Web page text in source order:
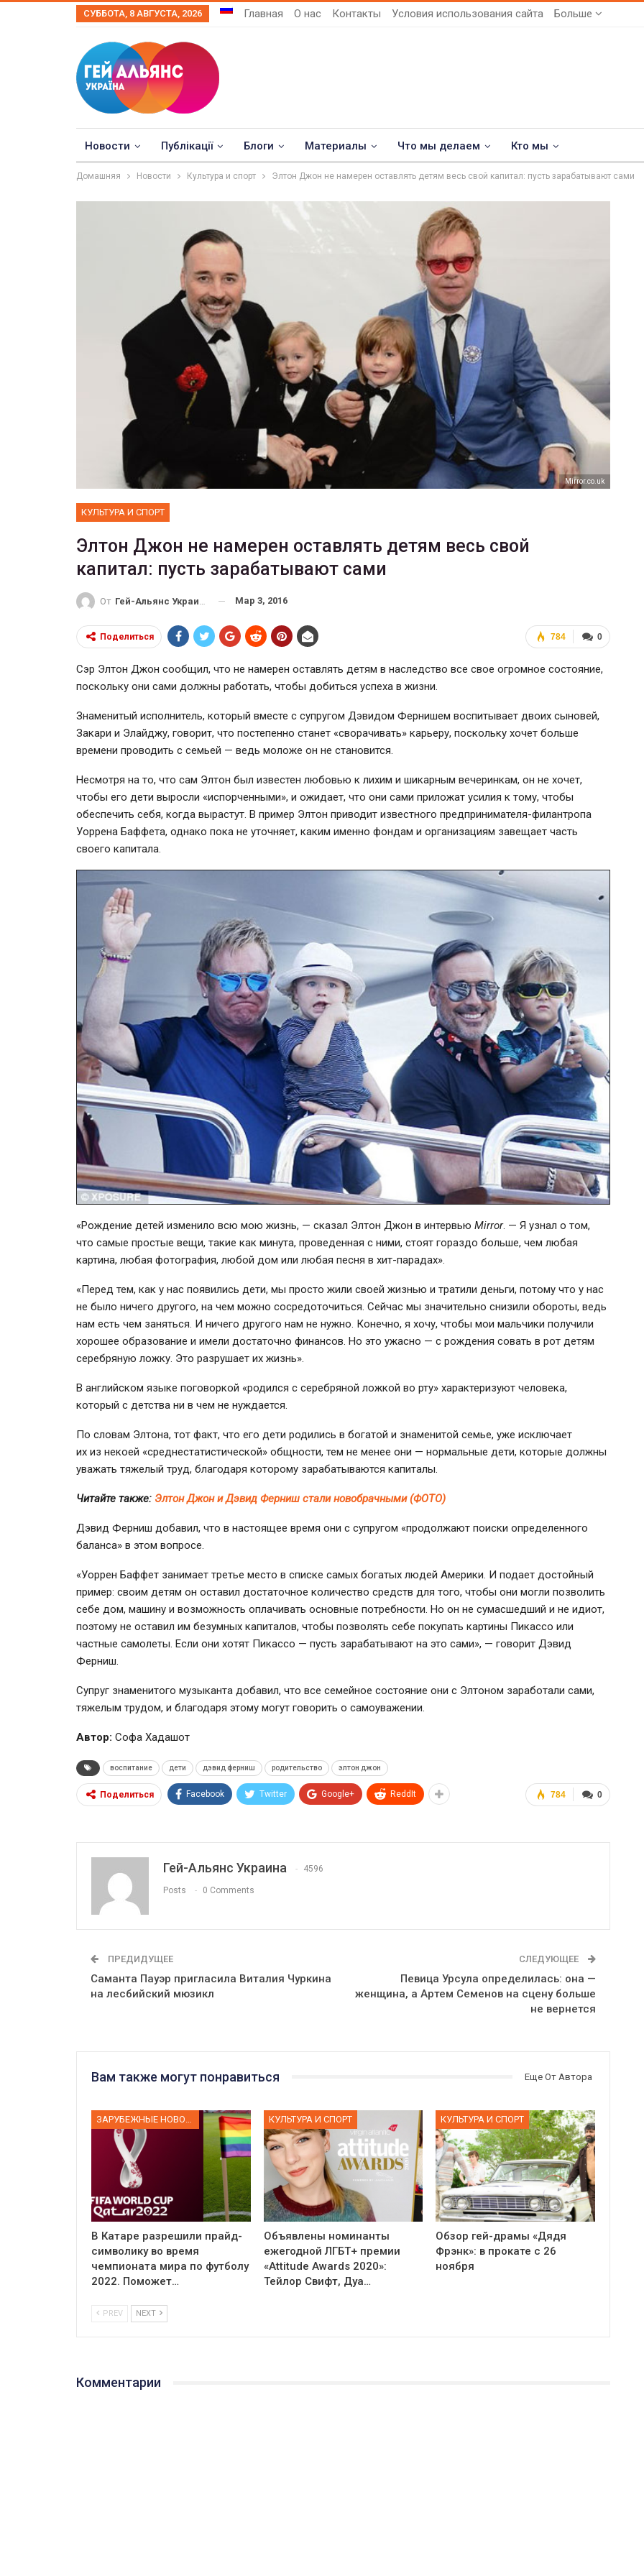
СУББОТА, 8 АВГУСТА, 2026 Главная О нас Контакты Условия использования сайта Больше
Новости Публікації Блоги Материалы Что мы делаем Кто мы
Домашняя Новости Культура и спорт Элтон Джон не намерен оставлять детям весь свой капитал: пусть зарабатывают сами
Mirror.co.uk
КУЛЬТУРА И СПОРТ
Элтон Джон не намерен оставлять детям весь свой
капитал: пусть зарабатывают сами
От Гей-Альянс Украина Мар 3, 2016
0
784
Поделиться
Сэр Элтон Джон сообщил, что не намерен оставлять детям в наследство все свое огромное состояние,
поскольку они сами должны работать, чтобы добиться успеха в жизни.
Знаменитый исполнитель, который вместе с супругом Дэвидом Фернишем воспитывает двоих сыновей,
Закари и Элайджу, говорит, что постепенно станет «сворачивать» карьеру, поскольку хочет больше
времени проводить с семьей — ведь моложе он не становится.
Несмотря на то, что сам Элтон был известен любовью к лихим и шикарным вечеринкам, он не хочет,
чтобы его дети выросли «испорченными», и ожидает, что они сами приложат усилия к тому, чтобы
обеспечить себя, когда вырастут. В пример Элтон приводит известного предпринимателя-филантропа
Уоррена Баффета, однако пока не уточняет, каким именно фондам и организациям завещает часть
своего капитала.
«Рождение детей изменило всю мою жизнь, — сказал Элтон Джон в интервью Mirror. — Я узнал о том,
что самые простые вещи, такие как минута, проведенная с ними, стоят гораздо больше, чем любая
картина, любая фотография, любой дом или любая песня в хит-парадах».
«Перед тем, как у нас появились дети, мы просто жили своей жизнью и тратили деньги, потому что у нас
не было ничего другого, на чем можно сосредоточиться. Сейчас мы значительно снизили обороты, ведь
нам есть чем заняться. И ничего другого нам не нужно. Конечно, я хочу, чтобы мои мальчики получили
хорошее образование и имели достаточно финансов. Но это ужасно — с рождения совать в рот детям
серебряную ложку. Это разрушает их жизнь».
В английском языке поговоркой «родился с серебряной ложкой во рту» характеризуют человека,
который с детства ни в чем не нуждается.
По словам Элтона, тот факт, что его дети родились в богатой и знаменитой семье, уже исключает
их из некоей «среднестатистической» общности, тем не менее они — нормальные дети, которые должны
уважать тяжелый труд, благодаря которому зарабатываются капиталы.
Читайте также: Элтон Джон и Дэвид Ферниш стали новобрачными (ФОТО)
Дэвид Ферниш добавил, что в настоящее время они с супругом «продолжают поиски определенного
баланса» в этом вопросе.
«Уоррен Баффет занимает третье место в списке самых богатых людей Америки. И подает достойный
пример: своим детям он оставил достаточное количество средств для того, чтобы они могли позволить
себе дом, машину и возможность оплачивать основные потребности. Но он не сумасшедший и не идиот,
поэтому не оставил им безумных капиталов, чтобы позволять себе покупать картины Пикассо или
частные самолеты. Если они хотят Пикассо — пусть зарабатывают на это сами», — говорит Дэвид
Ферниш.
Супруг знаменитого музыканта добавил, что все семейное состояние они с Элтоном заработали сами,
тяжелым трудом, и благодаря этому могут говорить о самоуважении.
Автор: Софа Хадашот
воспитание дети дэвид ферниш родительство элтон джон
0
784
Поделиться Facebook Twitter Google+ ReddIt
Гей-Альянс Украина 4596
Posts 0 Comments
ПРЕДИДУЩЕЕ
Саманта Пауэр пригласила Виталия Чуркина
на лесбийский мюзикл
СЛЕДУЮЩЕЕ
Певица Урсула определилась: она —
женщина, а Артем Семенов на сцену больше
не вернется
Вам также могут понравиться Еще От Автора
ЗАРУБЕЖНЫЕ НОВОСТИ
В Катаре разрешили прайд-
символику во время
чемпионата мира по футболу
2022. Поможет…
КУЛЬТУРА И СПОРТ
Объявлены номинанты
ежегодной ЛГБТ+ премии
«Attitude Awards 2020»:
Тейлор Свифт, Дуа…
КУЛЬТУРА И СПОРТ
Обзор гей-драмы «Дядя
Фрэнк»: в прокате с 26
ноября
PREV NEXT
Комментарии
ФОТО
Прайд в Тель-Авиве собрал 200
тысяч участников
Июн 10, 2017
ФОТО
Военнослужащие-трансгендеры
ГЕЙ-АЛЬЯНС УКРАИНА Июл 27, 2017 0